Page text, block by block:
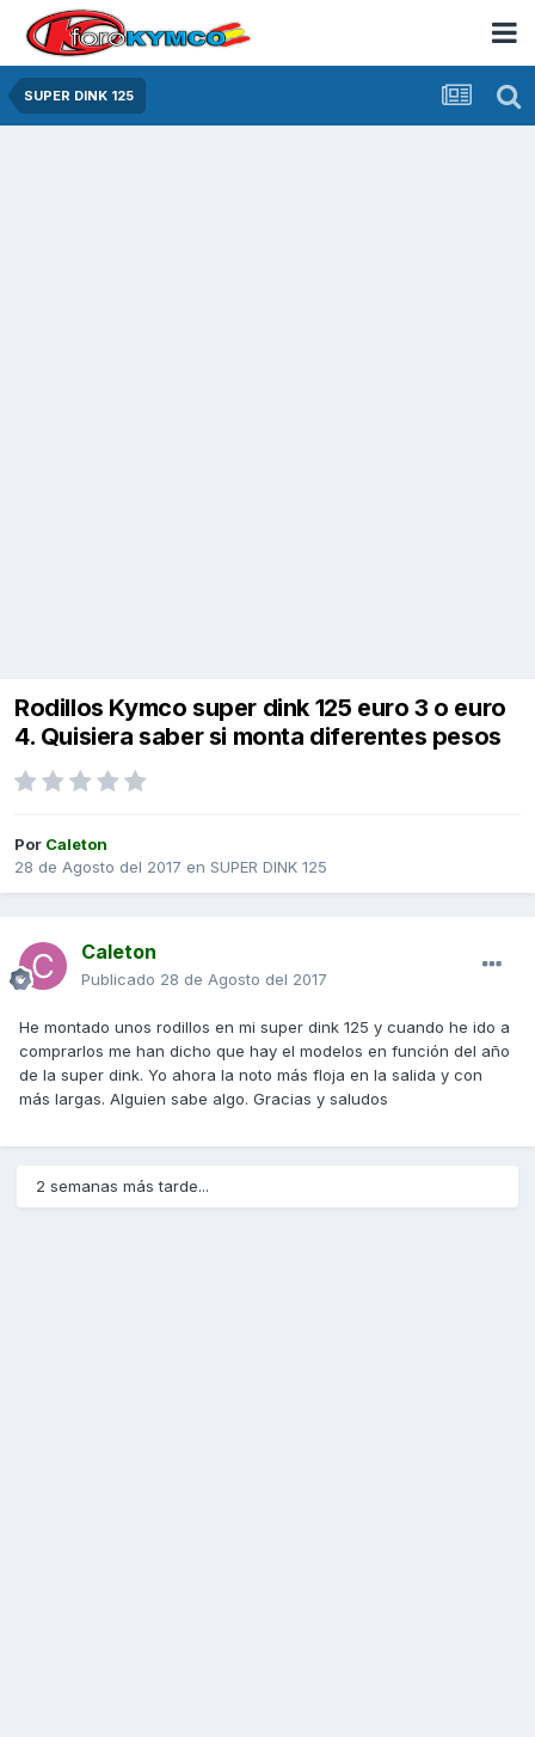
SUPER DINK 125
Rodillos Kymco super dink 125 euro 3 o euro
4. Quisiera saber si monta diferentes pesos
Por Caleton
28 de Agosto del 2017 en SUPER DINK 125
Caleton
Publicado 28 de Agosto del 2017
He montado unos rodillos en mi super dink 125 y cuando he ido a
comprarlos me han dicho que hay el modelos en función del año
de la super dink. Yo ahora la noto más floja en la salida y con
más largas. Alguien sabe algo. Gracias y saludos
2 semanas más tarde...